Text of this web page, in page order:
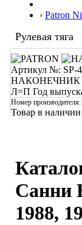
› Patron
Рулевая тяга
Артикул №: SP-
НАКОНЕЧНИК
Л=П Год
Номер производителя:
Товар в наличии
Санни
1988,